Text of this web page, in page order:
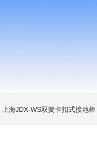
上海JDX-WS双簧卡扣式接地棒